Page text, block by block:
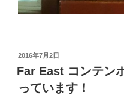
投
稿
日:
2016年7月2日
Far East コンテン
っています！